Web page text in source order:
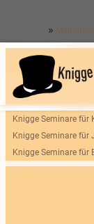
Knigge Seminare für
Knigge Seminare für
Knigge Seminare für